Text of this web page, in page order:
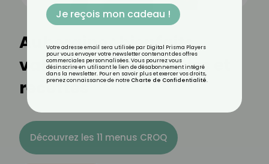
Aubergine : bienfaits,
valeurs nutritionnelles et
recettes
Découvrez les 11 menus CROQ
Je reçois mon cadeau !
Votre adresse email sera utilisée par Digital Prisma Players
pour vous envoyer votre newsletter contenant des offres
commerciales personnalisées. Vous pourrez vous
désinscrire en utilisant le lien de désabonnement intégré
dans la newsletter. Pour en savoir plus et exercer vos droits,
prenez connaissance de notre Charte de Confidentialité.